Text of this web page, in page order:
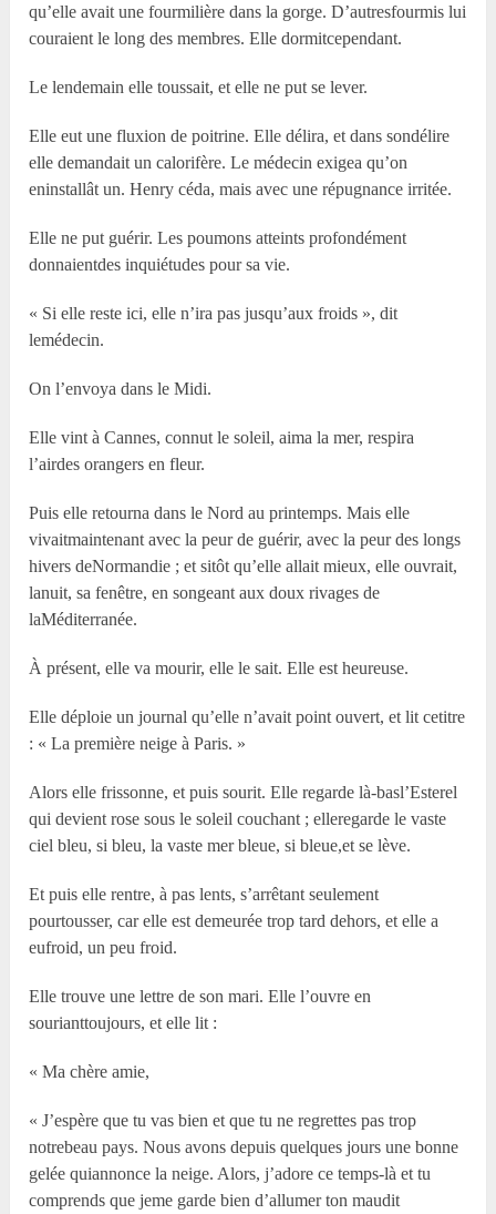
qu’elle avait une fourmilière dans la gorge. D’autresfourmis lui
couraient le long des membres. Elle dormitcependant.
Le lendemain elle toussait, et elle ne put se lever.
Elle eut une fluxion de poitrine. Elle délira, et dans sondélire
elle demandait un calorifère. Le médecin exigea qu’on
eninstallât un. Henry céda, mais avec une répugnance irritée.
Elle ne put guérir. Les poumons atteints profondément
donnaientdes inquiétudes pour sa vie.
« Si elle reste ici, elle n’ira pas jusqu’aux froids », dit
lemédecin.
On l’envoya dans le Midi.
Elle vint à Cannes, connut le soleil, aima la mer, respira
l’airdes orangers en fleur.
Puis elle retourna dans le Nord au printemps. Mais elle
vivaitmaintenant avec la peur de guérir, avec la peur des longs
hivers deNormandie ; et sitôt qu’elle allait mieux, elle ouvrait,
lanuit, sa fenêtre, en songeant aux doux rivages de
laMéditerranée.
À présent, elle va mourir, elle le sait. Elle est heureuse.
Elle déploie un journal qu’elle n’avait point ouvert, et lit cetitre
: « La première neige à Paris. »
Alors elle frissonne, et puis sourit. Elle regarde là-basl’Esterel
qui devient rose sous le soleil couchant ; elleregarde le vaste
ciel bleu, si bleu, la vaste mer bleue, si bleue,et se lève.
Et puis elle rentre, à pas lents, s’arrêtant seulement
pourtousser, car elle est demeurée trop tard dehors, et elle a
eufroid, un peu froid.
Elle trouve une lettre de son mari. Elle l’ouvre en
sourianttoujours, et elle lit :
« Ma chère amie,
« J’espère que tu vas bien et que tu ne regrettes pas trop
notrebeau pays. Nous avons depuis quelques jours une bonne
gelée quiannonce la neige. Alors, j’adore ce temps-là et tu
comprends que jeme garde bien d’allumer ton maudit